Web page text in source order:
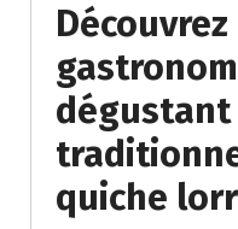
Découvrez
quiche